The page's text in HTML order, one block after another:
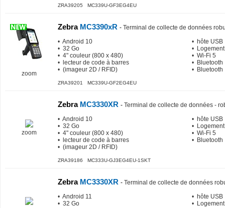
ZRA39205 MC339U-GF3EG4EU
zoom
ZebraMC3390xR - Terminal de collecte de données
• Android 10
• 32 Go
• 4" couleur (800 x 480)
• lecteur de code à barres
• (imageur 2D / RFID)
• hôte USB
•
• Wi-Fi 5
• Bluetooth
• Bluetooth
ZRA39201 MC339U-GF2EG4EU
zoom
ZebraMC3330XR - Terminal de collecte de données -
• Android 10
• 32 Go
• 4" couleur (800 x 480)
• lecteur de code à barres
• (imageur 2D / RFID)
• hôte USB
•
• Wi-Fi 5
• Bluetooth
ZRA39186 MC333U-GJ3EG4EU-1SKT
ZebraMC3330XR - Terminal de collecte de données
• Android 11
• 32 Go
• hôte USB
•